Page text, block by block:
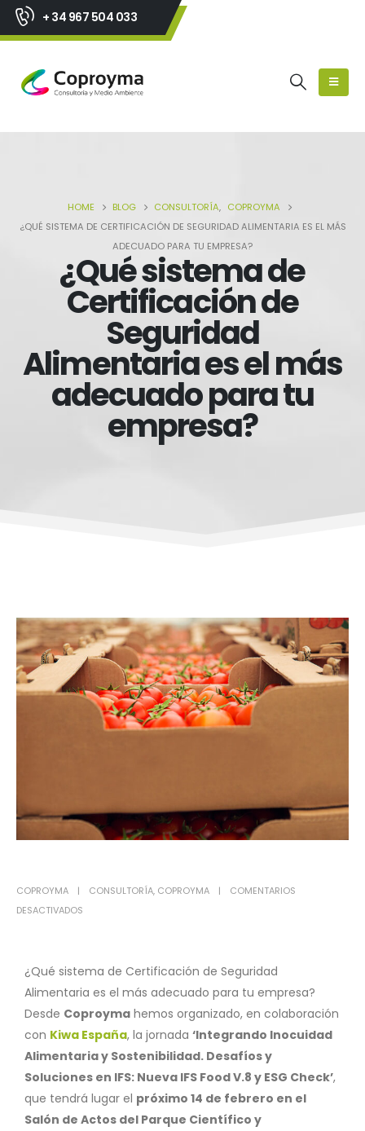
+ 34 967 504 033
HOME BLOG CONSULTORÍA, COPROYMA
¿QUÉ SISTEMA DE CERTIFICACIÓN DE SEGURIDAD ALIMENTARIA ES EL MÁS
ADECUADO PARA TU EMPRESA?
¿Qué sistema de
Certificación de
Seguridad
Alimentaria es el más
adecuado para tu
empresa?
COPROYMA CONSULTORÍA, COPROYMA
COMENTARIOS
DESACTIVADOS
¿Qué sistema de Certificación de Seguridad
Alimentaria es el más adecuado para tu empresa?
Desde Coproyma hemos organizado, en colaboración
con Kiwa España, la jornada ‘Integrando Inocuidad
Alimentaria y Sostenibilidad. Desafíos y
Soluciones en IFS: Nueva IFS Food V.8 y ESG Check’,
que tendrá lugar el próximo 14 de febrero en el
Salón de Actos del Parque Científico y